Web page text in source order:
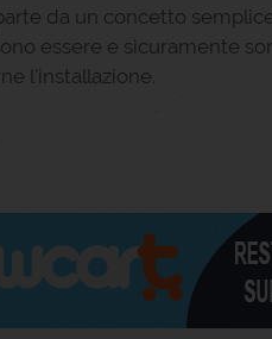
da un concetto
essere e sicuramente
l’installazione.